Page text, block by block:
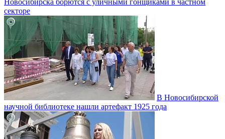
секторе
В Новосибирской
научной библиотеке нашли артефакт 1925 года